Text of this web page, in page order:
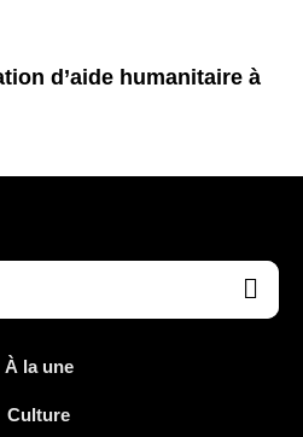
d’aide humanitaire à
À la une
Culture